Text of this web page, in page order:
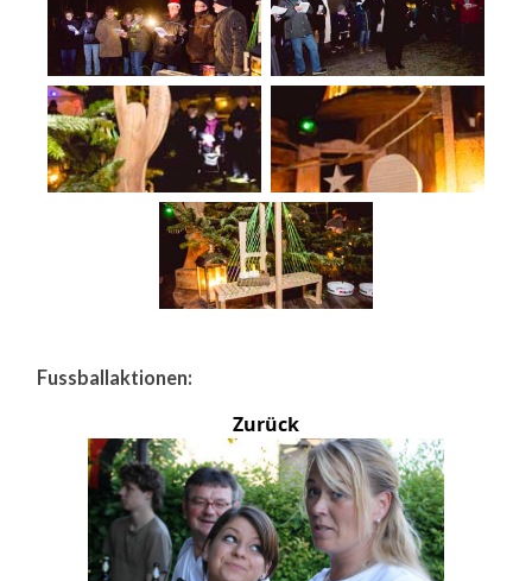
Fussballaktionen:
Zurück